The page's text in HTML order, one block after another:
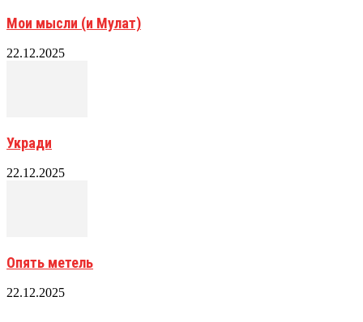
Мои мысли (и Мулат)
22.12.2025
Укради
22.12.2025
Опять метель
22.12.2025